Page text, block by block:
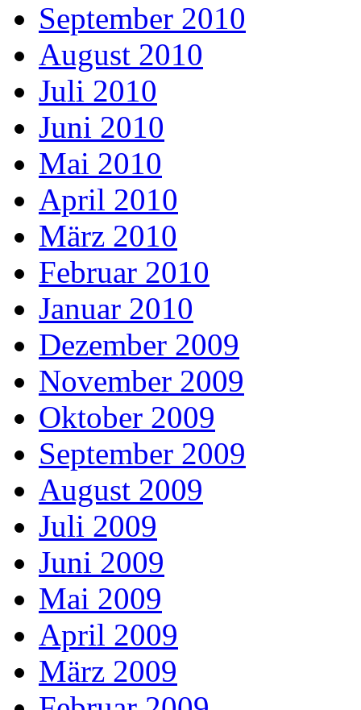
September 2010
August 2010
Juli 2010
Juni 2010
Mai 2010
April 2010
März 2010
Februar 2010
Januar 2010
Dezember 2009
November 2009
Oktober 2009
September 2009
August 2009
Juli 2009
Juni 2009
Mai 2009
April 2009
März 2009